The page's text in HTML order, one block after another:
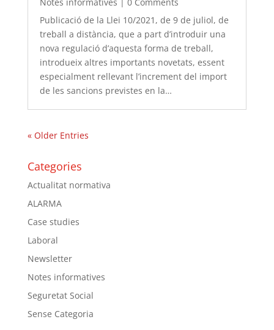
Publicació de la Llei 10/2021, de 9 de juliol, de
treball a distància, que a part d’introduir una
nova regulació d’aquesta forma de treball,
introdueix altres importants novetats, essent
especialment rellevant l’increment del import
de les sancions previstes en la…
« Older Entries
Categories
Actualitat normativa
ALARMA
Case studies
Laboral
Newsletter
Notes informatives
Seguretat Social
Sense Categoria